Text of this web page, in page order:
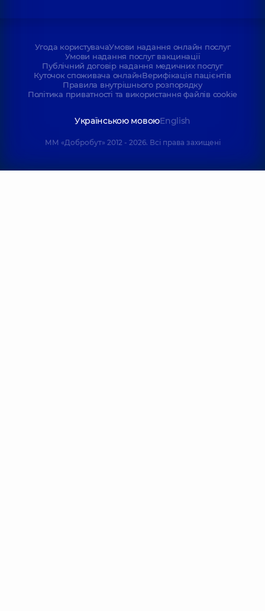
Угода користувачаУмови надання онлайн послуг
Умови надання послуг вакцинації
Публічний договір надання медичних послуг
Куточок споживача онлайнВерифікація пацієнтів
Правила внутрішнього розпорядку
Політика приватності та використання файлів cookie
Українською мовоюEnglish
ММ «Добробут» 2012 - 2026. Всі права захищені